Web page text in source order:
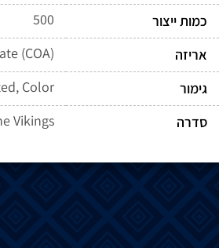
כמות ייצור
500
אריזה
(COA)
גימור
Color
סדרה
Vikings